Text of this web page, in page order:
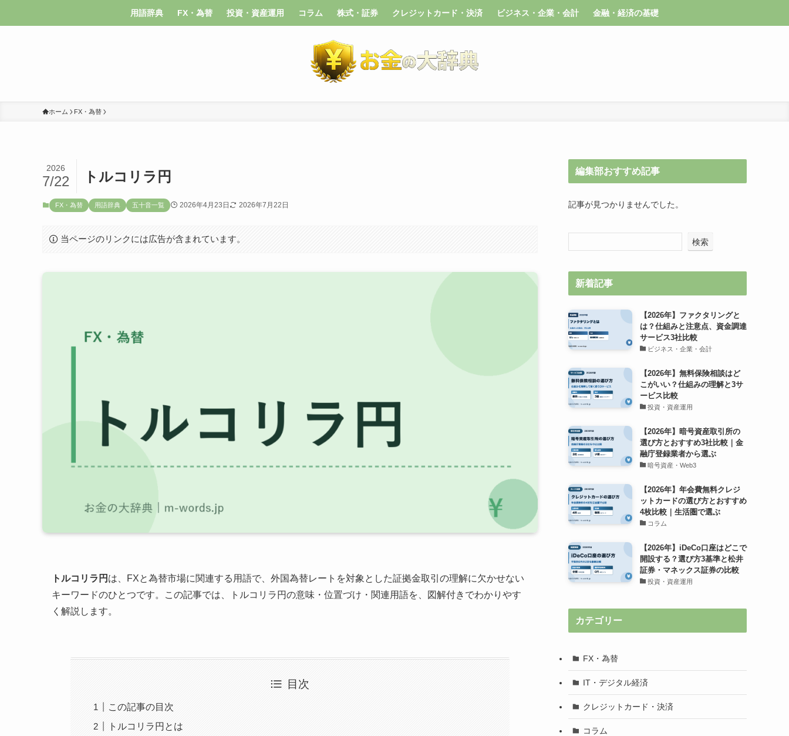
用語辞典 FX・為替 投資・資産運用 コラム 株式・証券 クレジットカード・決済 ビジネス・企業・会計 金融・経済の基礎
ホーム FX・為替
トルコリラ円
2026
7/22
FX・為替 用語辞典 五十音一覧 2026年4月23日 2026年7月22日
当ページのリンクには広告が含まれています。
トルコリラ円 は、FXと為替市場に関連する用語で、外国為替レートを対象とした証拠金取引の理解に欠かせない
キーワードのひとつです。この記事では、トルコリラ円の意味・位置づけ・関連用語を、図解付きでわかりやす
く解説します。
目次
この記事の目次
トルコリラ円とは
編集部おすすめ記事
記事が見つかりませんでした。
検索
新着記事
【2026年】ファクタリングと
は？仕組みと注意点、資金調達
サービス3社比較
ビジネス・企業・会計
【2026年】無料保険相談はど
こがいい？仕組みの理解と3サ
ービス比較
投資・資産運用
【2026年】暗号資産取引所の
選び方とおすすめ3社比較｜金
融庁登録業者から選ぶ
暗号資産・Web3
【2026年】年会費無料クレジ
ットカードの選び方とおすすめ
4枚比較｜生活圏で選ぶ
コラム
【2026年】iDeCo口座はどこで
開設する？選び方3基準と松井
証券・マネックス証券の比較
投資・資産運用
カテゴリー
FX・為替
IT・デジタル経済
クレジットカード・決済
コラム